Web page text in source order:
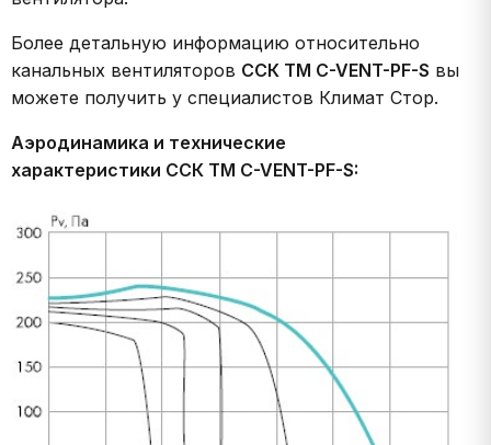
Более детальную информацию относительно
канальных вентиляторов ССК ТМ C-VENT-PF-S вы
можете получить у специалистов Климат Стор.
Аэродинамика и технические
характеристики ССК ТМ C-VENT-PF-S: